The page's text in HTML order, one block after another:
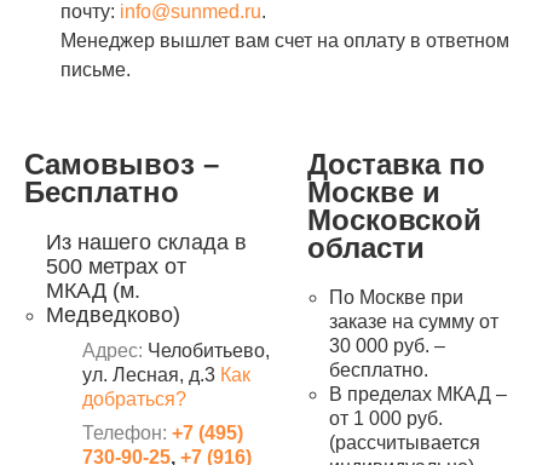
почту: info@sunmed.ru.
Менеджер вышлет вам счет на оплату в ответном
письме.
Самовывоз –
Бесплатно
Из нашего склада в
500 метрах от
МКАД (м.
Медведково)
Адрес: Челобитьево,
ул. Лесная, д.3 Как
добраться?
Телефон: +7 (495)
730-90-25, +7 (916)
Доставка по
Москве и
Московской
области
По Москве при
заказе на сумму от
30 000 руб. –
бесплатно.
В пределах МКАД –
от 1 000 руб.
(рассчитывается